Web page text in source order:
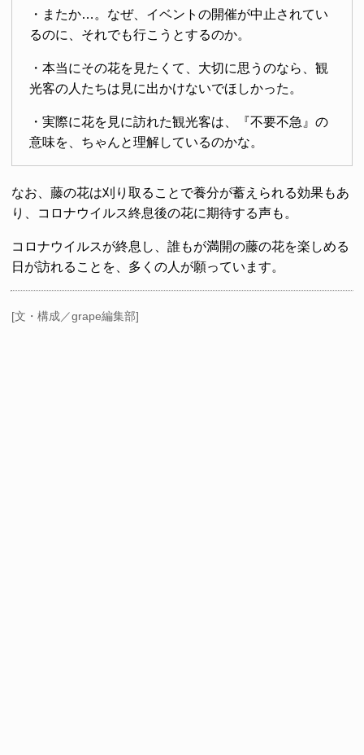
・またか…。なぜ、イベントの開催が中止されてい
るのに、それでも行こうとするのか。
・本当にその花を見たくて、大切に思うのなら、観
光客の人たちは見に出かけないでほしかった。
・実際に花を見に訪れた観光客は、『不要不急』の
意味を、ちゃんと理解しているのかな。
なお、藤の花は刈り取ることで養分が蓄えられる効果もあ
り、コロナウイルス終息後の花に期待する声も。
コロナウイルスが終息し、誰もが満開の藤の花を楽しめる
日が訪れることを、多くの人が願っています。
[文・構成／grape編集部]